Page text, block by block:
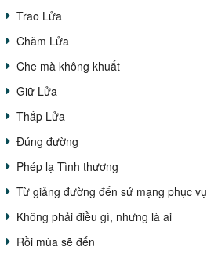
Trao Lửa
Chăm Lửa
Che mà không khuất
Giữ Lửa
Thắp Lửa
Đúng đường
Phép lạ Tình thương
Từ giảng đường đến sứ mạng phục vụ
Không phải điều gì, nhưng là ai
Rồi mùa sẽ đến